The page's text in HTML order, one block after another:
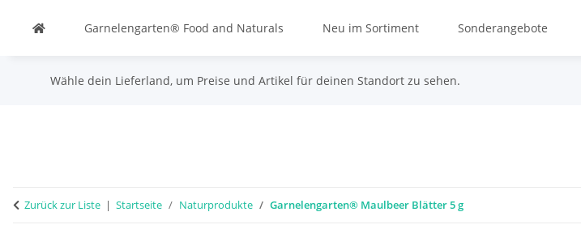
Garnelengarten® Food and Naturals Neu im Sortiment Sonderangebote
Wähle dein Lieferland, um Preise und Artikel für deinen Standort zu sehen.
Zurück zur Liste Startseite Naturprodukte Garnelengarten® Maulbeer Blätter 5 g